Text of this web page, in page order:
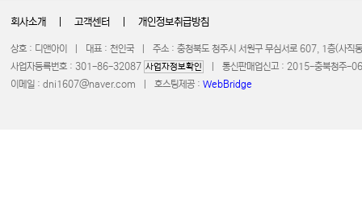
회사소개 고객센터 개인정보취급방침
상호 : 디앤아이 | 대표 : 천인국 | 주소 : 충청북도 청주시 서원구 무심서로 607, 1층(사직
사업자등록번호 : 301-86-32087 사업자정보확인
| 통신판매업신고 : 2015-충북청
이메일 : dni1607@naver.com | 호스팅제공 : WebBridge